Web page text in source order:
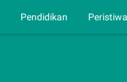
Pendidikan Peristiwa